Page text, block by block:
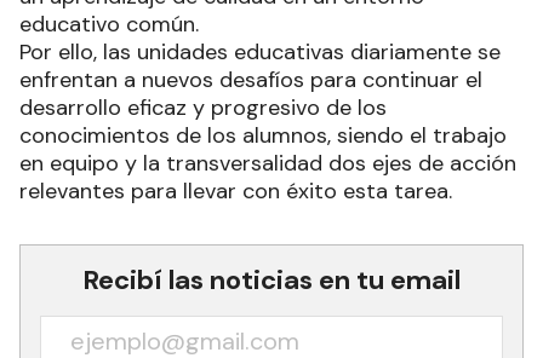
educativo común.
Por ello, las unidades educativas diariamente se
enfrentan a nuevos desafíos para continuar el
desarrollo eficaz y progresivo de los
conocimientos de los alumnos, siendo el trabajo
en equipo y la transversalidad dos ejes de acción
relevantes para llevar con éxito esta tarea.
Recibí las noticias en tu email